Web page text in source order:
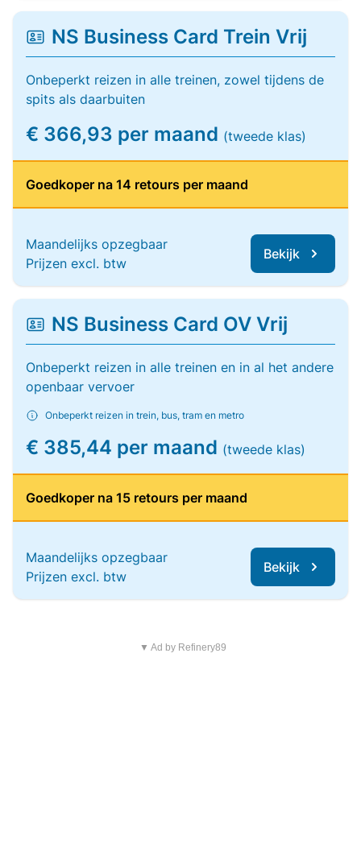
NS Business Card Trein Vrij
Onbeperkt reizen in alle treinen, zowel tijdens de
spits als daarbuiten
€ 366,93 per maand (tweede klas)
Goedkoper na 14 retours per maand
Maandelijks opzegbaar
Prijzen excl. btw
Bekijk
NS Business Card OV Vrij
Onbeperkt reizen in alle treinen en in al het andere
openbaar vervoer
Onbeperkt reizen in trein, bus, tram en metro
€ 385,44 per maand (tweede klas)
Goedkoper na 15 retours per maand
Maandelijks opzegbaar
Prijzen excl. btw
Bekijk
▼ Ad by Refinery89